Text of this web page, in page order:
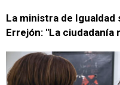
La ministra de
Errejón: "La